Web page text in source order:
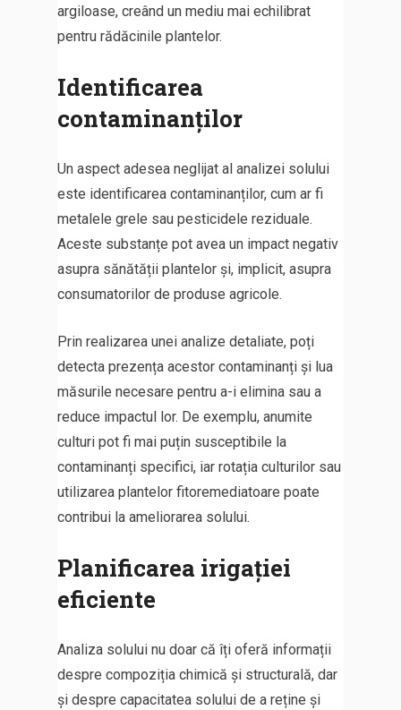
argiloase, creând un mediu mai echilibrat
pentru rădăcinile plantelor.
Identificarea
contaminanților
Un aspect adesea neglijat al analizei solului
este identificarea contaminanților, cum ar fi
metalele grele sau pesticidele reziduale.
Aceste substanțe pot avea un impact negativ
asupra sănătății plantelor și, implicit, asupra
consumatorilor de produse agricole.
Prin realizarea unei analize detaliate, poți
detecta prezența acestor contaminanți și lua
măsurile necesare pentru a-i elimina sau a
reduce impactul lor. De exemplu, anumite
culturi pot fi mai puțin susceptibile la
contaminanți specifici, iar rotația culturilor sau
utilizarea plantelor fitoremediatoare poate
contribui la ameliorarea solului.
Planificarea irigației
eficiente
Analiza solului nu doar că îți oferă informații
despre compoziția chimică și structurală, dar
și despre capacitatea solului de a reține și